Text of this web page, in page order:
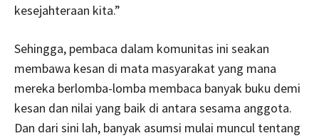
kesejahteraan kita.”
Sehingga, pembaca dalam komunitas ini seakan
membawa kesan di mata masyarakat yang mana
mereka berlomba-lomba membaca banyak buku demi
kesan dan nilai yang baik di antara sesama anggota.
Dan dari sini lah, banyak asumsi mulai muncul tentang